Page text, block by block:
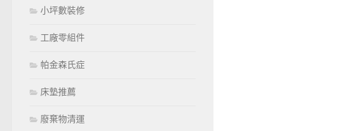
小坪數裝修
工廠零組件
帕金森氏症
床墊推薦
廢棄物清運